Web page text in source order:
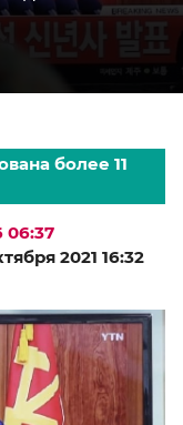
более 11
06:37
2021 16:32